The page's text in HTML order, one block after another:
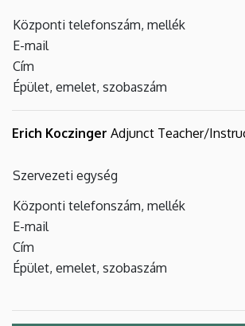
Központi telefonszám, mellék
E-mail
Cím
Épület, emelet, szobaszám
Erich Koczinger Adjunct Teacher/
Szervezeti egység
Központi telefonszám, mellék
E-mail
Cím
Épület, emelet, szobaszám